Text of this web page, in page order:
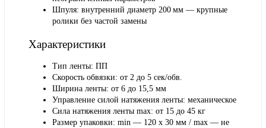
Шпуля: внутренний диаметр 200 мм — крупные
ролики без частой замены
Характеристики
Тип ленты: ПП
Скорость обвязки: от 2 до 5 сек/обв.
Ширина ленты: от 6 до 15,5 мм
Управление силой натяжения ленты: механическое
Сила натяжения ленты max: от 15 до 45 кг
Размер упаковки: min — 120 х 30 мм / max — не